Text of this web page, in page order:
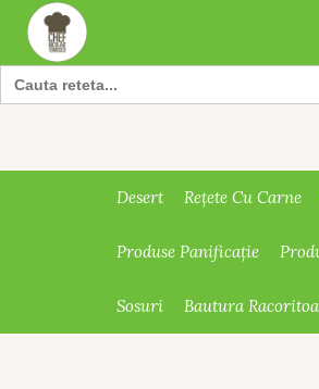
Search
for:
Desert Rețete Cu Carne
Produse Panificație
Sosuri Bautura